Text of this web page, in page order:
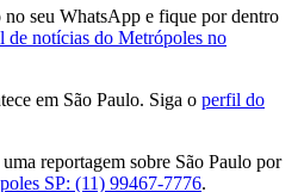
no seu WhatsApp e fique por dentro
de notícias do Metrópoles no
em São Paulo. Siga o perfil do
reportagem sobre São Paulo por
SP: (11) 99467-7776.